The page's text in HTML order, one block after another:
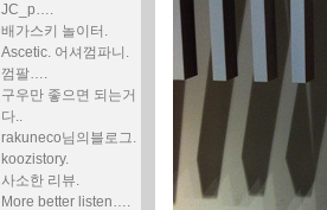
JC_p….
배가스키 놀이터.
Ascetic. 어셔껌파니.
껌팔….
구우만 좋으면 되는거
다..
rakuneco님의블로그.
koozistory.
사소한 리뷰.
More better listen….